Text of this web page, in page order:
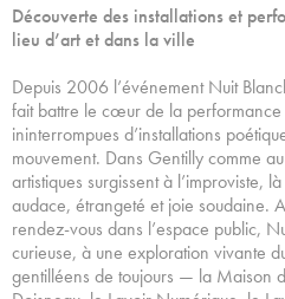
Découverte des installations et
lieu d’art et dans la ville
Depuis 2006 l’événement Nuit
fait battre le cœur de la performance
ininterrompues d’installations
mouvement. Dans Gentilly comme
artistiques surgissent à l’improviste,
audace, étrangeté et joie soudaine.
rendez-vous dans l’espace public,
curieuse, à une exploration vivante
gentilléens de toujours — la Maison